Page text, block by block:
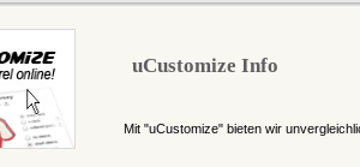
uCustomize Info
Mit "uCustomize" bieten wir